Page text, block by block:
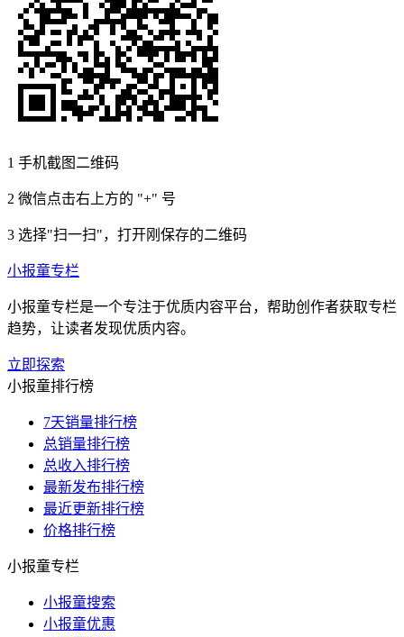
1 手机截图二维码
2 微信点击右上方的 "+" 号
3 选择"扫一扫"，打开刚保存的二维码
小报童专栏
小报童专栏是一个专注于优质内容平台，帮助创作者获取专栏
趋势，让读者发现优质内容。
立即探索
小报童排行榜
7天销量排行榜
总销量排行榜
总收入排行榜
最新发布排行榜
最近更新排行榜
价格排行榜
小报童专栏
小报童搜索
小报童优惠